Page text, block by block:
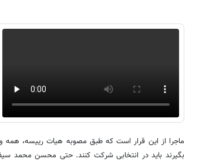
ماجرا از این قرار است که طبق مصوبه هیات رییسه، همه
بگیرند باید در انتخابی شرکت کنند. حتی محسن محمد